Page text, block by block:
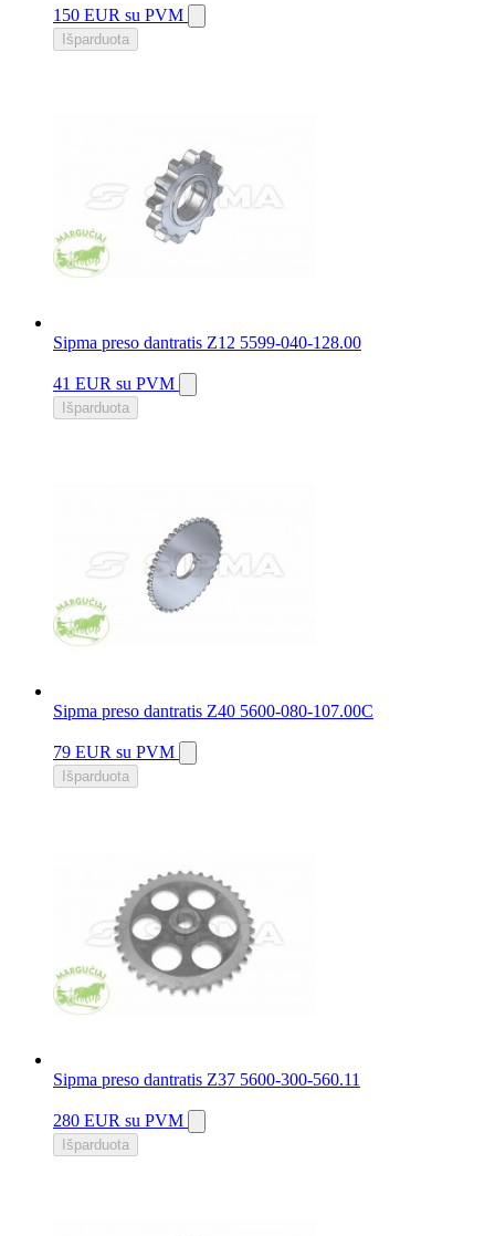
150 EUR su PVM
Išparduota
Sipma preso dantratis Z12 5599-040-128.00
41 EUR su PVM
Išparduota
Sipma preso dantratis Z40 5600-080-107.00C
79 EUR su PVM
Išparduota
Sipma preso dantratis Z37 5600-300-560.11
280 EUR su PVM
Išparduota